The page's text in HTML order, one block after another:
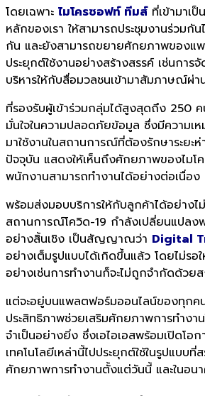
โดยเฉพาะ ไมโครซอฟท์ ทีมส์ ที่เข้ามาเ
หลักของเรา ให้สามารถประชุมงานร่วมกั
กัน และยังสามารถขยายศักยภาพของแ
ประยุกต์ใช้งานอย่างสร้างสรรค์ เช่นกา
บริหารให้กับสื่อมวลชนเข้ามาสัมภาษณ์ผ่
ที่รองรับผู้เข้าร่วมกลุ่มได้สูงสุดถึง 250 ค
มั่นใจในความปลอดภัยข้อมูล ซึ่งมีความเห
มาใช้งานในสถานการณ์ที่ต้องรักษาระยะห่
ปัจจุบัน แสดงให้เห็นถึงศักยภาพของไมโ
พนักงานสามารถทำงานได้อย่างต่อเนื่อง
พร้อมส่งมอบบริการให้กับลูกค้าได้อย่างไ
สถานการณ์โควิด-19 กำลังเปลี่ยนแปล
อย่างสิ้นเชิง เป็นสัญญาณว่า Digital
อย่างเต็มรูปแบบได้เกิดขึ้นแล้ว โดยไม่รอ
อย่างเช่นการทำงานก็จะไม่ถูกจำกัดด้วย
แต่จะอยู่บนแพลตฟอร์มออนไลน์ของทุกค
ประสิทธิภาพช่วยเสริมศักยภาพการทำงา
จำเป็นอย่างยิ่ง ซึ่งเอไอเอสพร้อมเปิดโอ
เทคโนโลยีเหล่านี้ไปประยุกต์ใช้ในรูปแบบที่
ศักยภาพการทำงานตั้งแต่วันนี้ และในอน